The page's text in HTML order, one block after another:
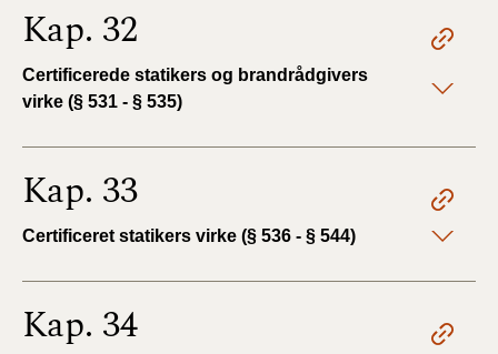
Kap. 32
Certificerede statikers og brandrådgivers
virke (§ 531 - § 535)
Kap. 33
Certificeret statikers virke (§ 536 - § 544)
Kap. 34